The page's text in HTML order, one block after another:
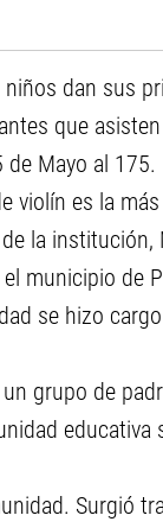
dan sus
que
Mayo al 175.
violín es la
la institución,
municipio de
se hizo
grupo de
Surgió